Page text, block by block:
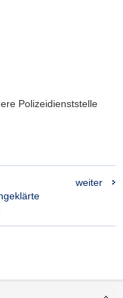
Polizeidienststelle
weiter